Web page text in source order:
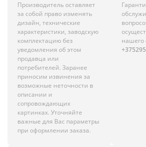
Производитель оставляет
за собой право изменять
дизайн, технические
характеристики, заводскую
комплектацию без
уведомления об этом
продавца или
потребителей. Заранее
приносим извинения за
возможные неточности в
описании и
сопровождающих
картинках. Уточняйте
важные для Вас параметры
при оформлении заказа.
нашего